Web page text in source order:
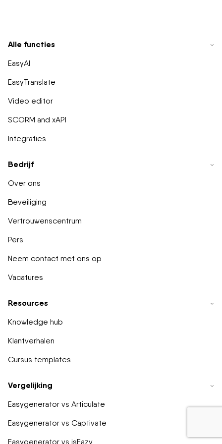
Alle functies
EasyAI
EasyTranslate
Video editor
SCORM and xAPI
Integraties
Bedrijf
Over ons
Beveiliging
Vertrouwenscentrum
Pers
Neem contact met ons op
Vacatures
Resources
Knowledge hub
Klantverhalen
Cursus templates
Vergelijking
Easygenerator vs Articulate
Easygenerator vs Captivate
Easygenerator vs isEazy